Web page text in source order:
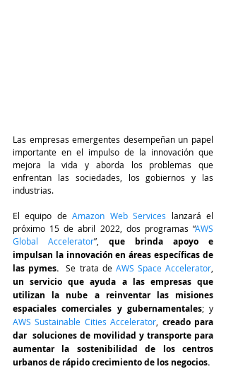
Las empresas emergentes desempeñan un papel
importante en el impulso de la innovación que
mejora la vida y aborda los problemas que
enfrentan las sociedades, los gobiernos y las
industrias.
El equipo de Amazon Web Services lanzará el
próximo 15 de abril 2022, dos programas “AWS
Global Accelerator”, que brinda apoyo e
impulsan la innovación en áreas específicas de
las pymes.
  Se trata de
AWS Space Accelerator
un servicio que ayuda a las empresas que
utilizan la nube a reinventar las misiones
espaciales comerciales y gubernamentales
AWS Sustainable Cities Accelerator creado para
dar  soluciones de movilidad y transporte para
aumentar la sostenibilidad de los centros
urbanos de rápido crecimiento de los negocios.